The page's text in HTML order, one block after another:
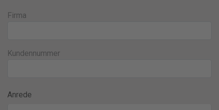
Firma
Kundennummer
Anrede